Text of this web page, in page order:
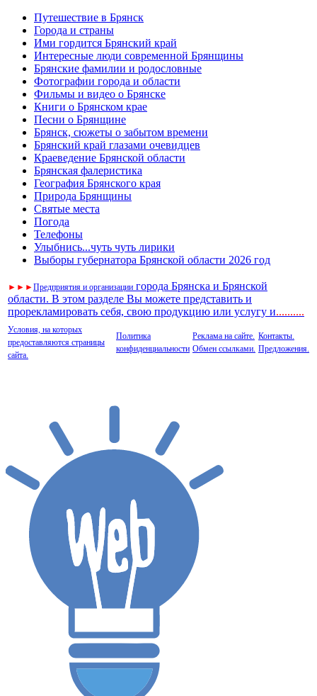
Путешествие в Брянск
Города и страны
Ими гордится Брянский край
Интересные люди современной Брянщины
Брянские фамилии и родословные
Фотографии города и области
Фильмы и видео о Брянске
Книги о Брянском крае
Песни о Брянщине
Брянск, сюжеты о забытом времени
Брянский край глазами очевидцев
Краеведение Брянской области
Брянская фалеристика
География Брянского края
Природа Брянщины
Святые места
Погода
Телефоны
Улыбнись...чуть чуть лирики
Выборы губернатора Брянской области 2026 год
► ► ►Предприятия и организации города Брянска и Брянской
области. В этом разделе Вы можете представить и
прорекламировать себя, свою продукцию или услугу и..........
Условия, на которых
предоставляются страницы
сайта.
Политика
конфиденциальности
Реклама на сайте.
Обмен ссылками.
Контакты.
Предложения.